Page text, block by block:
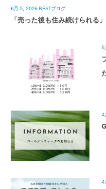
6月 5, 2026 BESTブログ
「売った後も住み続けられる
5
4
4